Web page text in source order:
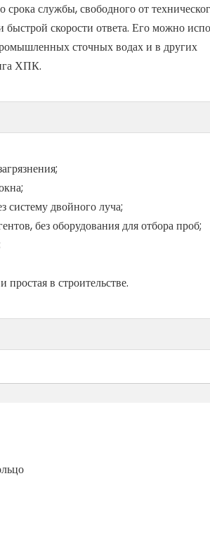
службы, свободного от
быстрой скорости ответа. Его можно
сточных водах и в других
ХПК.
систему двойного луча;
без оборудования для отбора проб;
в строительстве.